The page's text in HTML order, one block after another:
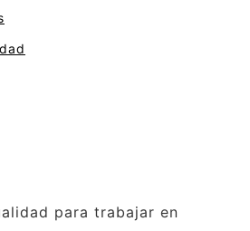
para trabajar en